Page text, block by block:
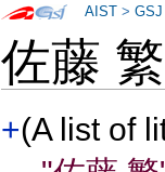
佐藤
+(A list of
AIST >GSJ